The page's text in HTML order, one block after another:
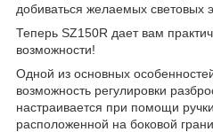
добиваться желаемых световых
Теперь SZ150R дает вам
возможности!
Одной из основных
возможность регулировки
настраивается при помощи
расположенной на боковой